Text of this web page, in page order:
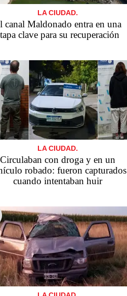
LA CIUDAD.
canal Maldonado entra en una
clave para su recuperación
LA CIUDAD.
Circulaban con droga y en un
robado: fueron capturados
cuando intentaban huir